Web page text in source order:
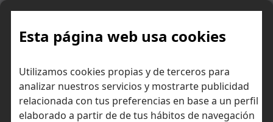
Esta página web usa cookies
Utilizamos cookies propias y de terceros para
analizar nuestros servicios y mostrarte publicidad
relacionada con tus preferencias en base a un perfil
elaborado a partir de de tus hábitos de navegación
Skip
Ir a Self Bank »